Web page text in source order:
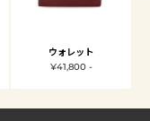
ウォレット
¥41,800 -